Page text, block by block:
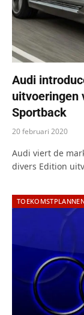
Audi
uitvoeringen
Sportback
20 februari 2020
Audi viert de
divers Edition